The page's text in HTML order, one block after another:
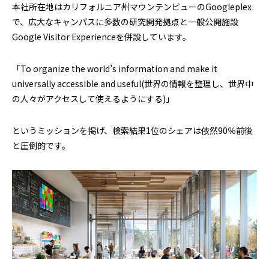
本社所在地はカリフォルニア州マウンテンビューのGoogleplex
で、広大なキャンパスに多数の研究開発拠点と一般公開施設
Google Visitor Experienceを併設しています。
「To organize the world’s information and make it
universally accessible and useful(世界の情報を整理し、世界中
の人々がアクセスして使えるようにする)」
というミッションを掲げ、検索結果1位のシェアは依然90％前後
と圧倒的です。